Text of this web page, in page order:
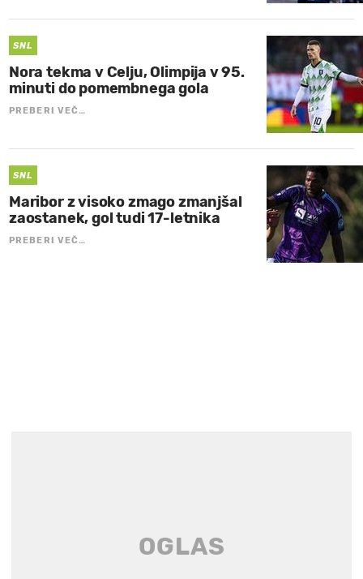
SNL
Nora tekma v Celju, Olimpija v 95.
minuti do pomembnega gola
PREBERI VEČ…
SNL
Maribor z visoko zmago zmanjšal
zaostanek, gol tudi 17-letnika
PREBERI VEČ…